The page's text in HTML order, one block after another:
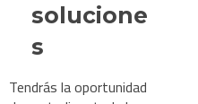
solucione
s
Tendrás la oportunidad